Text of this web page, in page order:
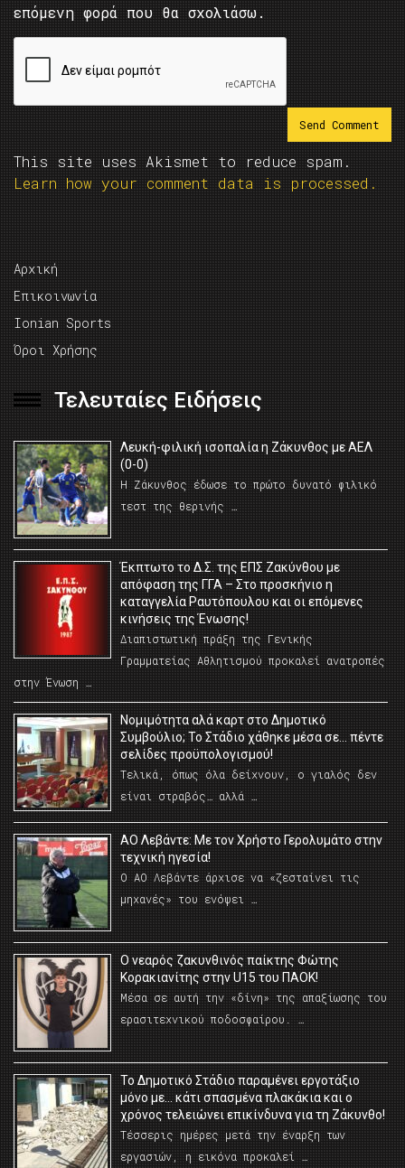
επόμενη φορά που θα σχολιάσω.
This site uses Akismet to reduce spam.
Learn how your comment data is processed.
Αρχική
Επικοινωνία
Ionian Sports
Όροι Χρήσης
Τελευταίες Ειδήσεις
Λευκή-φιλική ισοπαλία η Ζάκυνθος με ΑΕΛ
(0-0)
Η Ζάκυνθος έδωσε το πρώτο δυνατό φιλικό
τεστ της θερινής …
Έκπτωτο το Δ.Σ. της ΕΠΣ Ζακύνθου με
απόφαση της ΓΓΑ – Στο προσκήνιο η
καταγγελία Ραυτόπουλου και οι επόμενες
κινήσεις της Ένωσης!
Διαπιστωτική πράξη της Γενικής
Γραμματείας Αθλητισμού προκαλεί ανατροπές
στην Ένωση …
Νομιμότητα αλά καρτ στο Δημοτικό
Συμβούλιο; Το Στάδιο χάθηκε μέσα σε… πέντε
σελίδες προϋπολογισμού!
Τελικά, όπως όλα δείχνουν, ο γιαλός δεν
είναι στραβός… αλλά …
ΑΟ Λεβάντε: Με τον Χρήστο Γερολυμάτο στην
τεχνική ηγεσία!
Ο ΑΟ Λεβάντε άρχισε να «ζεσταίνει τις
μηχανές» του ενόψει …
O νεαρός ζακυνθινός παίκτης Φώτης
Κορακιανίτης στην U15 του ΠΑΟΚ!
Μέσα σε αυτή την «δίνη» της απαξίωσης του
ερασιτεχνικού ποδοσφαίρου. …
Το Δημοτικό Στάδιο παραμένει εργοτάξιο
μόνο με… κάτι σπασμένα πλακάκια και ο
χρόνος τελειώνει επικίνδυνα για τη Ζάκυνθο!
Τέσσερις ημέρες μετά την έναρξη των
εργασιών, η εικόνα προκαλεί …